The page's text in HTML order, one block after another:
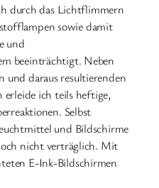
durch das Lichtflimmern
sowie damit
und
beeinträchtigt. Neben
und daraus resultierenden
ich teils heftige,
Selbst
und Bildschirme
nicht verträglich. Mit
E-Ink-Bildschirmen